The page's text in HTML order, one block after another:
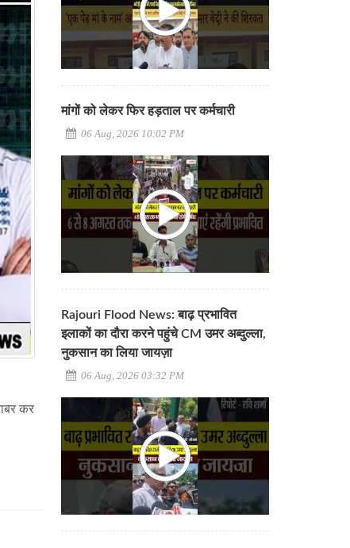
कर
मांगों को लेकर फिर हड़ताल पर कर्मचारी
06 Aug, 2026 10:02 PM
Rajouri Flood News: बाढ़ प्रभावित
इलाकों का दौरा करने पहुंचे CM उमर अब्दुल्ला,
नुकसान का लिया जायज़ा
06 Aug, 2026 03:32 PM